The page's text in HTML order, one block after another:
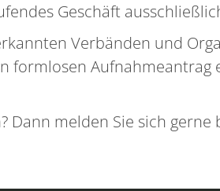
Geschäft
Verbänden und
formlosen Aufnahmeantrag
Dann melden Sie sich gerne